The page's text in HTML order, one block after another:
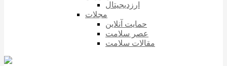
ارزدیجیتال
مجلات
حمایت آنلاین
عصر سلامت
مقالات سلامت